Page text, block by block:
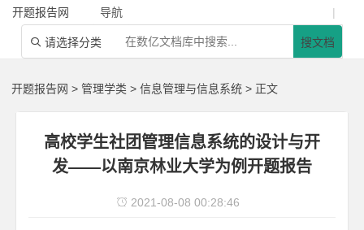
开题报告网 导航 |
 请选择分类 搜文档
开题报告网 >管理学类 >信息管理与信息系统 > 正文
高校学生社团管理信息系统的设计与开
发——以南京林业大学为例开题报告
 2021-08-08 00:28:46